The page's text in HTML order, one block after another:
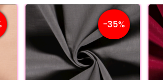
-35%